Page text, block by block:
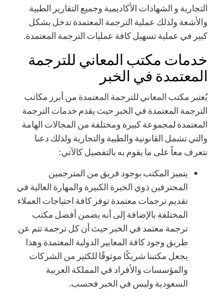
التجارية و الشهادات الأكاديمية وجميع التقارير الطبية
والأشعة ولذلك عملية الترجمة المعتمدة تدخل بشكل
كبير في عملية تسهيل كافة عمليات الترجمة المعتمدة.
خدمات مكتب المعاني للترجمة
المعتمدة في الخبر
يُعتبر مكتب المعاني للترجمة المعتمدة من أبرز مكاتب
الترجمة المعتمدة في الخبر حيث يقدم خدمات الترجمة
المعتمدة لمجموعة كبيرة ومختلفة من المجالات الهامة
والتي تشمل القانونية والطبية والتجارية ولذلك دعنا
نتعرف معاً على ما يقوم به بالتفصيل كالآتي:
يتميز المكتب بوجود فريق من المترجمين
المحترفين ذوي الخبرة الكبيرة والمهارة العالية في
تقديم ترجمات معتمدة توفر كافة احتياجات العملاء
المختلفة بالإضافة إلى أنه يضمن أفضل مكتب
ترجمة معتمد في الخبر حيث أن كل ترجمة تتم عن
طريق وجود كافة المعايير الدولية المعتمدة وهذا
يجعل مكتبنا شريكًا موثوقًا للكثير من الشركات
والمؤسسات والأفراد في المملكة العربية
السعودية وليس في الخبر فحسب.